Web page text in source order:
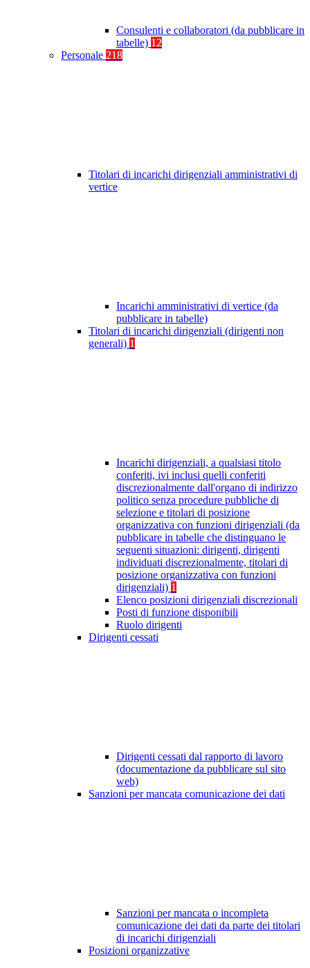
Consulenti e collaboratori (da pubblicare in
tabelle) 12
Personale 218
Titolari di incarichi dirigenziali amministrativi di
vertice
Incarichi amministrativi di vertice (da
pubblicare in tabelle)
Titolari di incarichi dirigenziali (dirigenti non
generali) 1
Incarichi dirigenziali, a qualsiasi titolo
conferiti, ivi inclusi quelli conferiti
discrezionalmente dall'organo di indirizzo
politico senza procedure pubbliche di
selezione e titolari di posizione
organizzativa con funzioni dirigenziali (da
pubblicare in tabelle che distinguano le
seguenti situazioni: dirigenti, dirigenti
individuati discrezionalmente, titolari di
posizione organizzativa con funzioni
dirigenziali) 1
Elenco posizioni dirigenziali discrezionali
Posti di funzione disponibili
Ruolo dirigenti
Dirigenti cessati
Dirigenti cessati dal rapporto di lavoro
(documentazione da pubblicare sul sito
web)
Sanzioni per mancata comunicazione dei dati
Sanzioni per mancata o incompleta
comunicazione dei dati da parte dei titolari
di incarichi dirigenziali
Posizioni organizzative